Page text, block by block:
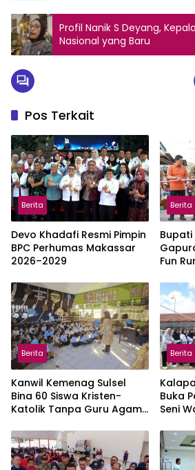
Profil Nanik S Deyang,
Nasional yang Baru
Pos Terkait
Berita
Devo Khadafi Resmi Pimpin
BPC Perhumas Makassar
2026–2029
Berita
Bupati
Fun
Berita
Kanwil Kemenag Sulsel
Bina 60 Siswa Kristen-
Katolik Tanpa Guru Agama
Berita
Buka
Seni